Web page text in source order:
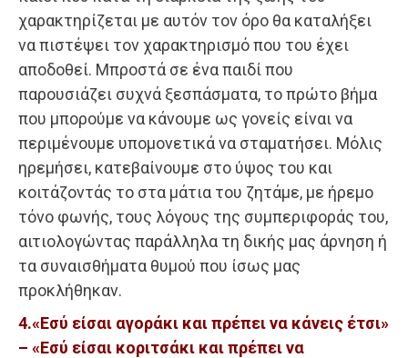
χαρακτηρίζεται με αυτόν τον όρο θα καταλήξει
να πιστέψει τον χαρακτηρισμό που του έχει
αποδοθεί. Μπροστά σε ένα παιδί που
παρουσιάζει συχνά ξεσπάσματα, το πρώτο βήμα
που μπορούμε να κάνουμε ως γονείς είναι να
περιμένουμε υπομονετικά να σταματήσει. Μόλις
ηρεμήσει, κατεβαίνουμε στο ύψος του και
κοιτάζοντάς το στα μάτια του ζητάμε, με ήρεμο
τόνο φωνής, τους λόγους της συμπεριφοράς του,
αιτιολογώντας παράλληλα τη δικής μας άρνηση ή
τα συναισθήματα θυμού που ίσως μας
προκλήθηκαν.
4.«Εσύ είσαι αγοράκι και πρέπει να κάνεις έτσι»
– «Εσύ είσαι κοριτσάκι και πρέπει να